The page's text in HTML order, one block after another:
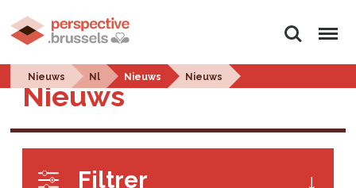
Zoeken Menu
Nieuws Nl Nieuws Nieuws
Nieuws
Filtrer